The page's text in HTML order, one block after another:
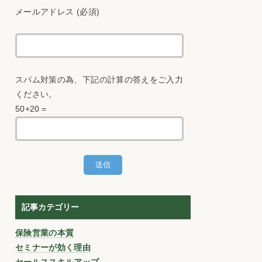
メールアドレス (必須)
スパム対策の為、下記の計算の答えをご入力
ください。
50+20＝
記事カテゴリー
保険営業の本質
セミナーが効く理由